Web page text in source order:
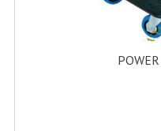
Accessoires